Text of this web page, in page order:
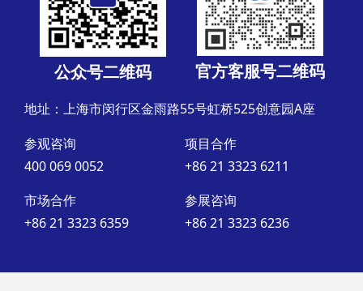
公众号二维码 官方客服号二维码
地址：上海市闵行区金雨路55号虹桥525创意园A座
参观咨询
400 069 0052
项目合作
+86 21 3323 6211
市场合作
+86 21 3323 6359
参展咨询
+86 21 3323 6236